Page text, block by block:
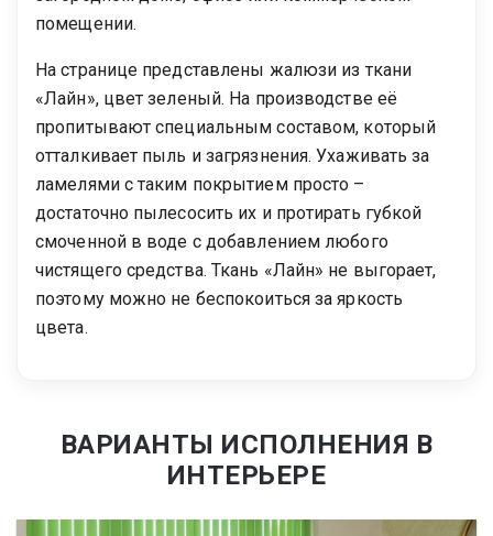
помещении.
На странице представлены жалюзи из ткани
«Лайн», цвет зеленый. На производстве её
пропитывают специальным составом, который
отталкивает пыль и загрязнения. Ухаживать за
ламелями с таким покрытием просто –
достаточно пылесосить их и протирать губкой
смоченной в воде с добавлением любого
чистящего средства. Ткань «Лайн» не выгорает,
поэтому можно не беспокоиться за яркость
цвета.
ВАРИАНТЫ ИСПОЛНЕНИЯ В
ИНТЕРЬЕРЕ